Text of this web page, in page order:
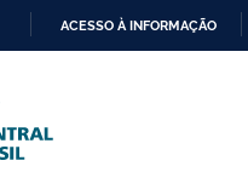
ACESSO À INFORMAÇÃO